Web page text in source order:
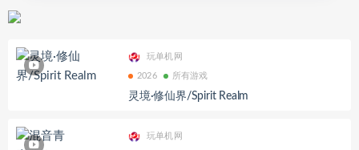
玩单机网
2026 所有游戏
灵境·修仙界/Spirit Realm
玩单机网